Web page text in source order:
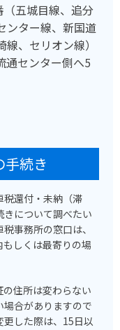
（五城目線、追分
ンター線、新国道
、セリオン線）
通センター側へ5
手続き
税還付・未納（滞
について調べたい
事務所の窓口は、
しくは最寄りの場
住所は変わらない
合がありますので
した際は、15日以